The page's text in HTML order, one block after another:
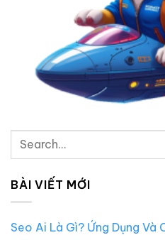
BÀI VIẾT MỚI
Seo Ai Là Gì? Ứng Dụng Và